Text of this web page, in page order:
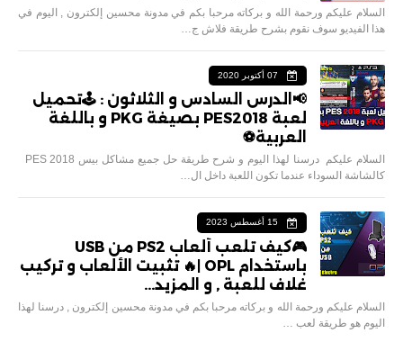
السلام عليكم ورحمة الله و بركاته مرحبا بكم في مدونة محسين إلكترون , اليوم في
هذا الفيديو سوف نقوم بشرح طريقة فلاش ج…
07 أكتوبر 2020
📢الدرس السادس و الثلاثون : 🕹تحميل
لعبة PES2018 بصيغة PKG و باللغة
العربية⚽️
كالشاشة السوداء عندما تكون اللعبة داخل ال…
15 أغسطس 2023
🎮كيف تلعب ألعاب PS2 من USB
باستخدام OPL |🔥 تثبيت الألعاب و تركيب
غلاف للعبة , و المزيد...
السلام عليكم ورحمة الله و بركاته مرحبا بكم في مدونة محسين إلكترون , درسنا لهذا
اليوم هو طريقة لعب …